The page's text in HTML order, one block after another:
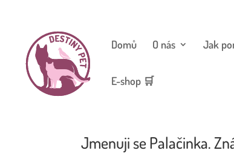
Domů O nás Jak
E-shop 🛒
Jmenuji se Palačinka.